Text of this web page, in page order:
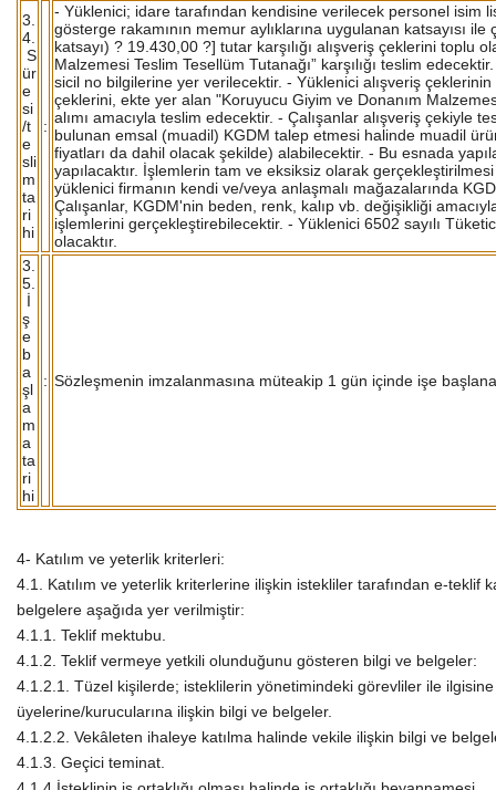
3.
4.
S
ür
e
si
/t
e
sli
m
ta
ri
hi
:
- Yüklenici; idare tarafından kendisine verilecek personel isim
gösterge rakamının memur aylıklarına uygulanan katsayısı
katsayı) ? 19.430,00 ?] tutar karşılığı alışveriş çeklerini
Malzemesi Teslim Tesellüm Tutanağı” karşılığı teslim
sicil no bilgilerine yer verilecektir. - Yüklenici alışveriş
çeklerini, ekte yer alan "Koruyucu Giyim ve Donanım
alımı amacıyla teslim edecektir. - Çalışanlar alışveriş çekiyle
bulunan emsal (muadil) KGDM talep etmesi halinde muadil
fiyatları da dahil olacak şekilde) alabilecektir. - Bu esnada
yapılacaktır. İşlemlerin tam ve eksiksiz olarak
yüklenici firmanın kendi ve/veya anlaşmalı mağazalarında
Çalışanlar, KGDM'nin beden, renk, kalıp vb. değişikliği
işlemlerini gerçekleştirebilecektir. - Yüklenici 6502 sayılı
olacaktır.
3.
5.
İ
ş
e
b
a
şl
a
m
a
ta
ri
hi
: Sözleşmenin imzalanmasına müteakip 1 gün içinde işe
4- Katılım ve yeterlik kriterleri:
4.1. Katılım ve yeterlik kriterlerine ilişkin istekliler tarafından e-teklif
belgelere aşağıda yer verilmiştir:
4.1.1. Teklif mektubu.
4.1.2. Teklif vermeye yetkili olunduğunu gösteren bilgi ve belgeler:
4.1.2.1. Tüzel kişilerde; isteklilerin yönetimindeki görevliler ile
üyelerine/kurucularına ilişkin bilgi ve belgeler.
4.1.2.2. Vekâleten ihaleye katılma halinde vekile ilişkin bilgi ve
4.1.3. Geçici teminat.